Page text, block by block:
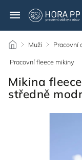
/ Muži / Pracovní
Pracovní fleece mikiny
Mikina
středně